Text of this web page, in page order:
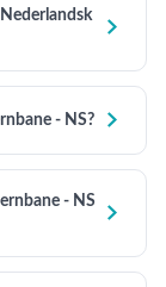

- NS? 
- NS
